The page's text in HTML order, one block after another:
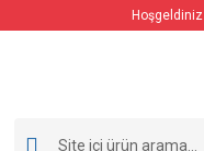
Hoşgeldiniz